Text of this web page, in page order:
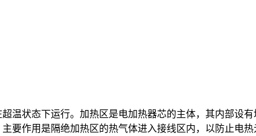
温状态下运行。加热区是电加热器芯的主体，其内部设
要作用是隔绝加热区的热气体进入接线区内，以防止电